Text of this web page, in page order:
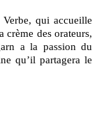
qui accueille
crème des orateurs,
a la passion du
qu’il partagera le